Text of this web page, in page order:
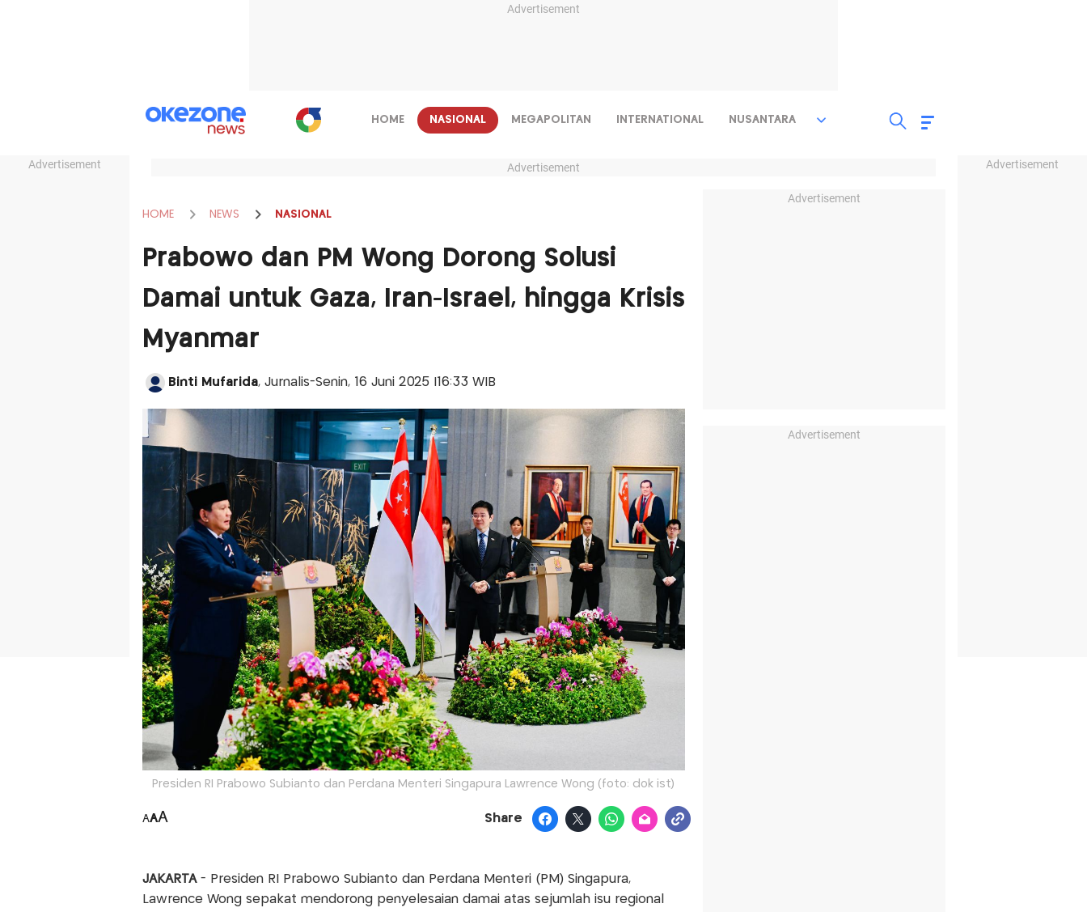
Advertisement
Advertisement Advertisement
HOME NASIONAL MEGAPOLITAN INTERNATIONAL NUSANTARA
Advertisement
HOME NEWS NASIONAL
Prabowo dan PM Wong Dorong Solusi
Damai untuk Gaza, Iran-Israel, hingga Krisis
Myanmar
Binti Mufarida, Jurnalis-Senin, 16 Juni 2025 |16:33 WIB
Presiden RI Prabowo Subianto dan Perdana Menteri Singapura Lawrence Wong (foto: dok ist)
AAA Share
JAKARTA - Presiden RI Prabowo Subianto dan Perdana Menteri (PM) Singapura,
Lawrence Wong sepakat mendorong penyelesaian damai atas sejumlah isu regional
Advertisement
Advertisement